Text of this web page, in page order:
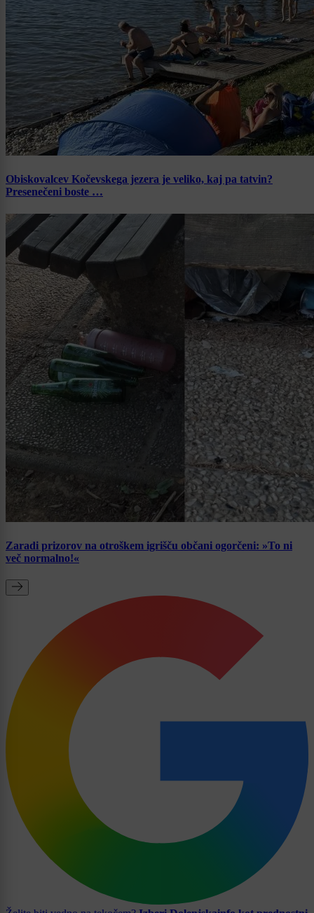
Obiskovalcev Kočevskega jezera je veliko, kaj pa tatvin?
Presenečeni boste …
Zaradi prizorov na otroškem igrišču občani ogorčeni: »To ni
več normalno!«